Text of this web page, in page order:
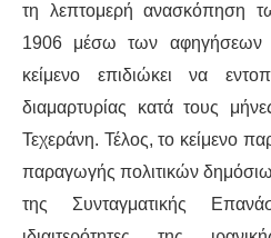
τη λεπτομερή ανασκόπηση
1906 μέσω των αφηγήσεων
κείμενο επιδιώκει να
διαμαρτυρίας κατά τους
Τεχεράνη. Τέλος, το κείμενο
παραγωγής πολιτικών
της Συνταγματικής